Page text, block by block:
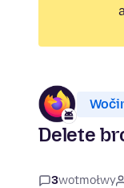
Delete
3wotmołwy